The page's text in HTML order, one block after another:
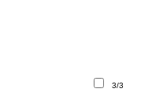
3/3